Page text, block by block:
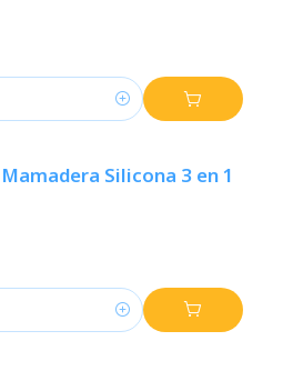
Silicona 3 en 1